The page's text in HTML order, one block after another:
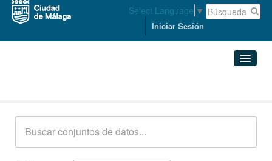
Select Language ▼
Iniciar Sesión